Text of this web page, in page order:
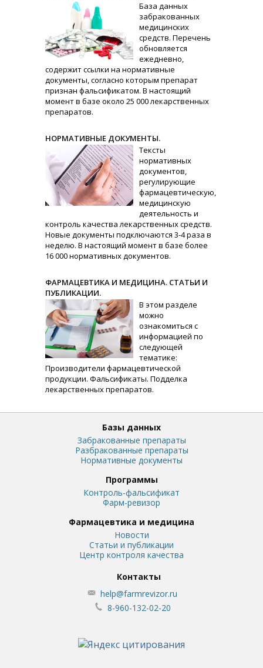
База данных
забракованных
медицинских
средств. Перечень
обновляется
ежедневно,
содержит ссылки на нормативные
документы, согласно которым препарат
признан фальсификатом. В настоящий
момент в базе около 25 000 лекарственных
препаратов.
НОРМАТИВНЫЕ ДОКУМЕНТЫ.
Тексты
нормативных
документов,
регулирующие
фармацевтическую,
медицинскую
деятельность и
контроль качества лекарственных средств.
Новые документы подключаются 3-4 раза в
неделю. В настоящий момент в базе более
16 000 нормативных документов.
ФАРМАЦЕВТИКА И МЕДИЦИНА. СТАТЬИ И
ПУБЛИКАЦИИ.
В этом разделе
можно
ознакомиться с
информацией по
следующей
тематике:
Производители фармацевтической
продукции. Фальсификаты. Подделка
лекарственных препаратов.
Базы данных
Забракованные препараты
Разбракованные препараты
Нормативные документы
Программы
Контроль-фальсификат
Фарм-ревизор
Фармацевтика и медицина
Новости
Статьи и публикации
Центр контроля качества
Контакты
help@farmrevizor.ru
8-960-132-02-20